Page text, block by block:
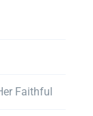
Faithful